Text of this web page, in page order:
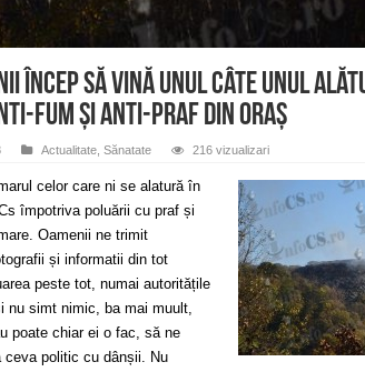
încep să vină unul câte unul
fum și anti-praf din oraș
Actualitate Sănatate 216 vizualizari
celor care ni se alatură în
împotriva poluării cu praf și
Oamenii ne trimit
și informatii din tot
peste tot, numai autoritățile
nu simt nimic, ba mai muult,
poate chiar ei o fac, să ne
ceva politic cu dânșii. Nu